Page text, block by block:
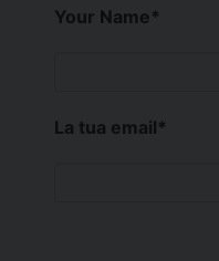
Your Name*
La tua email*